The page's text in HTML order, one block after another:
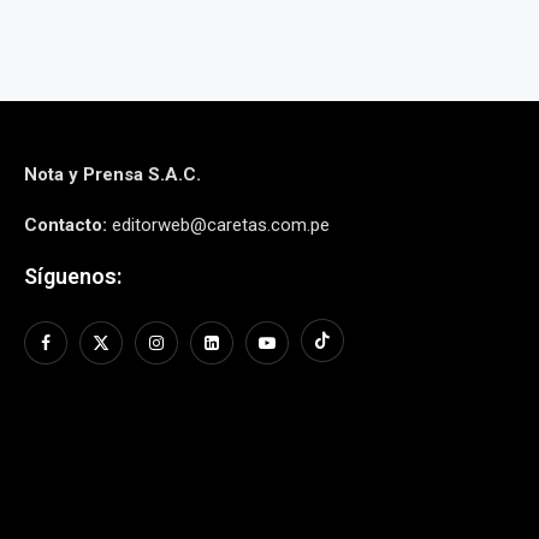
Nota y Prensa S.A.C.
Contacto: editorweb@caretas.com.pe
Síguenos: